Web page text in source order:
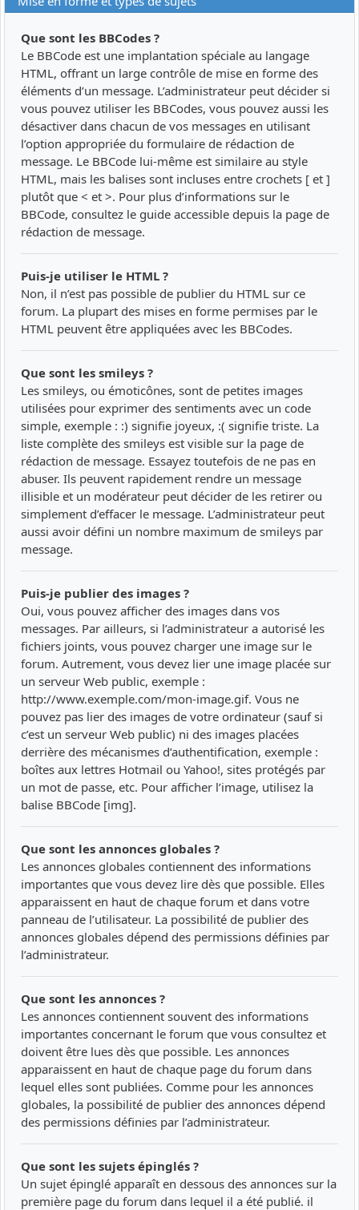
Que sont les BBCodes ?
Le BBCode est une implantation spéciale au langage
HTML, offrant un large contrôle de mise en forme des
éléments d’un message. L’administrateur peut décider si
vous pouvez utiliser les BBCodes, vous pouvez aussi les
désactiver dans chacun de vos messages en utilisant
l’option appropriée du formulaire de rédaction de
message. Le BBCode lui-même est similaire au style
HTML, mais les balises sont incluses entre crochets [ et ]
plutôt que < et >. Pour plus d’informations sur le
BBCode, consultez le guide accessible depuis la page de
rédaction de message.
Puis-je utiliser le HTML ?
Non, il n’est pas possible de publier du HTML sur ce
forum. La plupart des mises en forme permises par le
HTML peuvent être appliquées avec les BBCodes.
Que sont les smileys ?
Les smileys, ou émoticônes, sont de petites images
utilisées pour exprimer des sentiments avec un code
simple, exemple : :) signifie joyeux, :( signifie triste. La
liste complète des smileys est visible sur la page de
rédaction de message. Essayez toutefois de ne pas en
abuser. Ils peuvent rapidement rendre un message
illisible et un modérateur peut décider de les retirer ou
simplement d’effacer le message. L’administrateur peut
aussi avoir défini un nombre maximum de smileys par
message.
Puis-je publier des images ?
Oui, vous pouvez afficher des images dans vos
messages. Par ailleurs, si l’administrateur a autorisé les
fichiers joints, vous pouvez charger une image sur le
forum. Autrement, vous devez lier une image placée sur
un serveur Web public, exemple :
http://www.exemple.com/mon-image.gif. Vous ne
pouvez pas lier des images de votre ordinateur (sauf si
c’est un serveur Web public) ni des images placées
derrière des mécanismes d’authentification, exemple :
boîtes aux lettres Hotmail ou Yahoo!, sites protégés par
un mot de passe, etc. Pour afficher l’image, utilisez la
balise BBCode [img].
Que sont les annonces globales ?
Les annonces globales contiennent des informations
importantes que vous devez lire dès que possible. Elles
apparaissent en haut de chaque forum et dans votre
panneau de l’utilisateur. La possibilité de publier des
annonces globales dépend des permissions définies par
l’administrateur.
Que sont les annonces ?
Les annonces contiennent souvent des informations
importantes concernant le forum que vous consultez et
doivent être lues dès que possible. Les annonces
apparaissent en haut de chaque page du forum dans
lequel elles sont publiées. Comme pour les annonces
globales, la possibilité de publier des annonces dépend
des permissions définies par l’administrateur.
Que sont les sujets épinglés ?
Un sujet épinglé apparaît en dessous des annonces sur la
première page du forum dans lequel il a été publié. il